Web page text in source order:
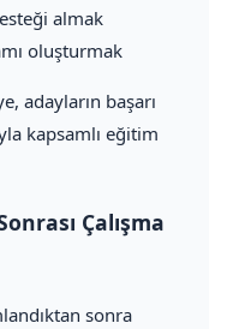
almak
oluşturmak
adayların başarı
kapsamlı eğitim
Çalışma
sonra